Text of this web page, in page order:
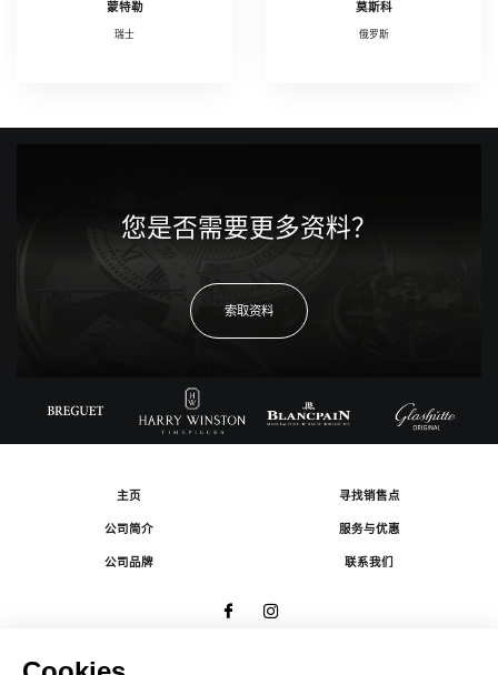
蒙特勒
瑞士
莫斯科
俄罗斯
您是否需要更多资料？
索取资料
主页
公司简介
公司品牌
寻找销售点
服务与优惠
联系我们